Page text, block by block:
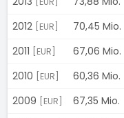
2012
[EUR] 70,45 Mio.
2011
[EUR] 67,06 Mio.
2010
[EUR] 60,36 Mio.
2009
[EUR] 67,35 Mio.